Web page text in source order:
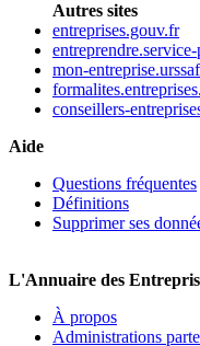
Autres sites
entreprises.gouv.fr
mon-
conseillers-
Aide
Questions fréquentes
Définitions
Supprimer ses
L'Annuaire des
À propos
Administrations